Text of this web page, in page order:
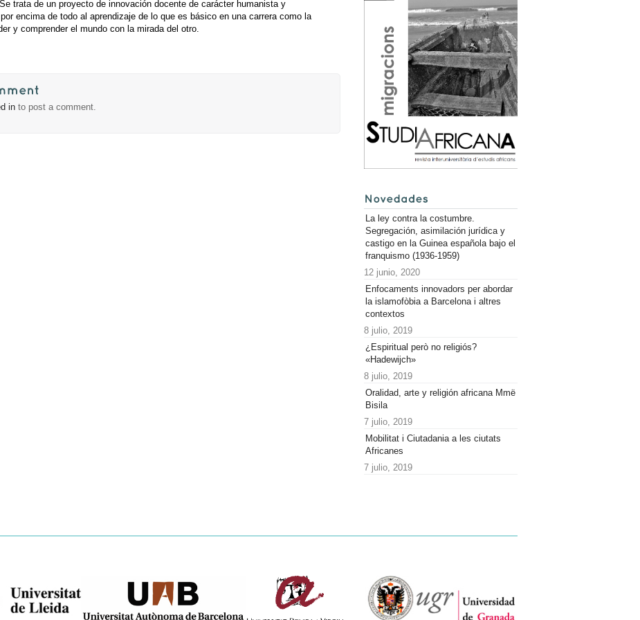
trata de un proyecto de innovación docente de carácter humanista y
encima de todo al aprendizaje de lo que es básico en una carrera como la
y comprender el mundo con la mirada del otro.
in to post a comment.
La ley contra la costumbre.
Segregación, asimilación jurídica y
castigo en la Guinea española bajo el
franquismo (1936-1959)
12 junio, 2020
Enfocaments innovadors per abordar
la islamofòbia a Barcelona i altres
contextos
8 julio, 2019
¿Espiritual però no religiós?
«Hadewijch»
8 julio, 2019
Oralidad, arte y religión africana Mmë
Bisila
7 julio, 2019
Mobilitat i Ciutadania a les ciutats
Africanes
7 julio, 2019